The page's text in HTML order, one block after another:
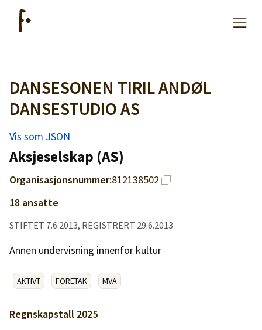
Artikler
Hjelp
Kjøpe lister
Priser
Logg inn
Lag konto
DANSESONEN TIRIL ANDØL
DANSESTUDIO AS
Vis som JSON
Aksjeselskap (AS)
Organisasjonsnummer:812138502
18 ansatte
STIFTET 7.6.2013, REGISTRERT 29.6.2013
Annen undervisning innenfor kultur
AKTIVT FORETAK MVA
Regnskapstall 2025